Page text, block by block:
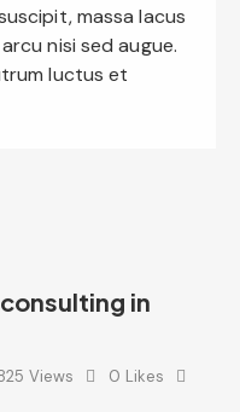
massa lacus
nisi sed augue.
luctus et
in
Views 0 Likes